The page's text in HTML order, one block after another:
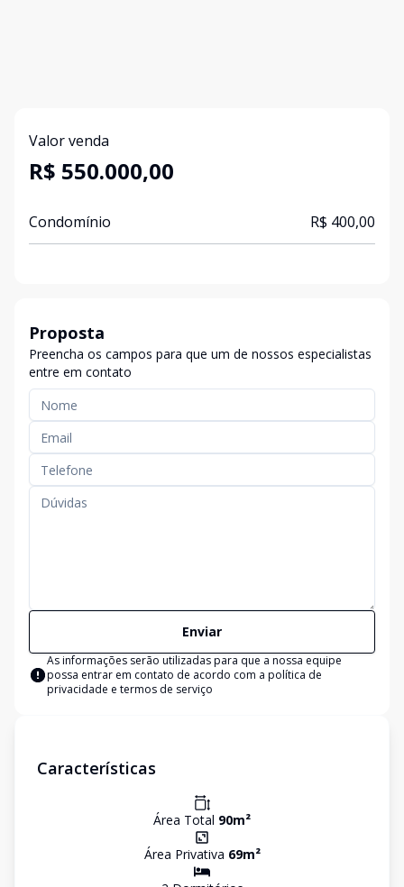
Valor venda
R$ 550.000,00
Condomínio R$ 400,00
Proposta
Preencha os campos para que um de nossos especialistas
entre em contato
Enviar
As informações serão utilizadas para que a nossa equipe
possa entrar em contato de acordo com a política de
privacidade e termos de serviço
Características
Área Total 90m²
Área Privativa 69m²